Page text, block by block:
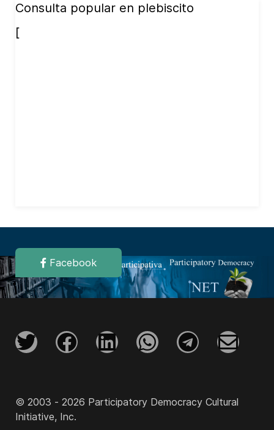
Consulta popular en plebiscito
[
Facebook
© 2003 - 2026 Participatory Democracy Cultural
Initiative, Inc.